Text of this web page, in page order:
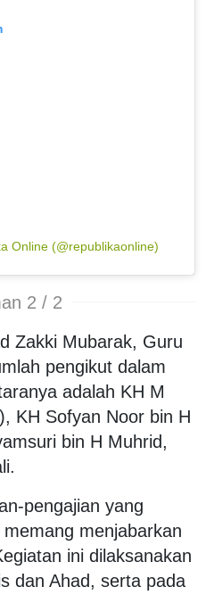
Online (@republikaonline)
2 / 2
Zakki Mubarak, Guru
pengikut dalam
adalah KH M
KH Sofyan Noor bin H
bin H Muhrid,
pengajian yang
menjabarkan
ini dilaksanakan
dan Ahad, serta pada